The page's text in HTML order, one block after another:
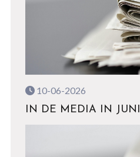
10-06-2026
IN DE MEDIA IN JUNI